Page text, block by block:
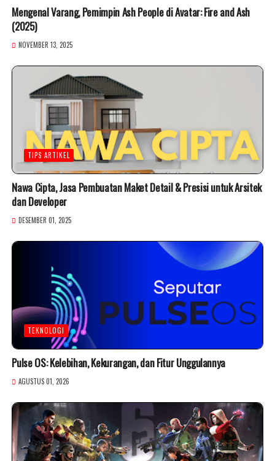
Mengenal Varang, Pemimpin Ash People di Avatar: Fire and Ash
(2025)
NOVEMBER 13, 2025
TIPS ARTIKEL
Nawa Cipta, Jasa Pembuatan Maket Detail & Presisi untuk Arsitek
dan Developer
DESEMBER 01, 2025
TEKNOLOGI
Pulse OS: Kelebihan, Kekurangan, dan Fitur Unggulannya
AGUSTUS 01, 2026